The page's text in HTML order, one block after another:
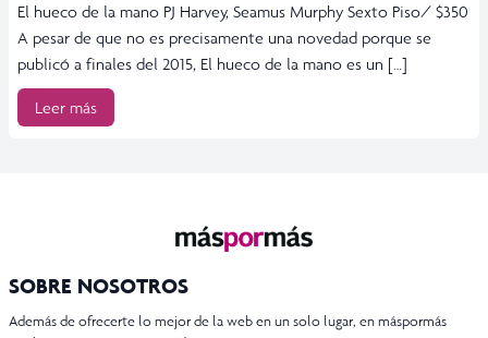
El hueco de la mano PJ Harvey, Seamus Murphy Sexto Piso/ $350
A pesar de que no es precisamente una novedad porque se
publicó a finales del 2015, El hueco de la mano es un […]
Leer más
SOBRE NOSOTROS
Además de ofrecerte lo mejor de la web en un solo lugar, en máspormás